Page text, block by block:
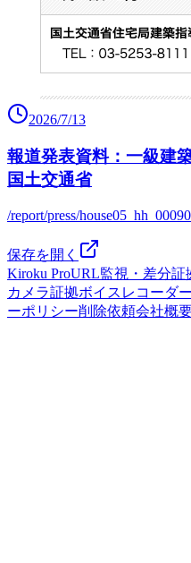
2026/7/13
報道発表資料：一級建
国土交通省
/report/press/
保存を開く
Kiroku ProURL監視・差分証
カメラ証拠ボイスレコーダー
ーポリシー削除依頼会社概